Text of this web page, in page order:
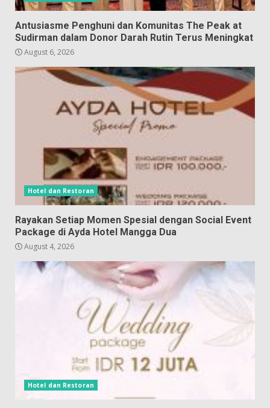
Antusiasme Penghuni dan Komunitas The Peak at
Sudirman dalam Donor Darah Rutin Terus Meningkat
August 6, 2026
Hotel dan Restoran
Rayakan Setiap Momen Spesial dengan Social Event
Package di Ayda Hotel Mangga Dua
August 4, 2026
Hotel dan Restoran